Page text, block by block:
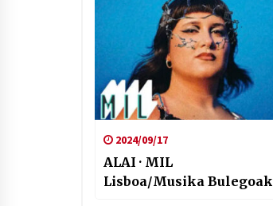
2024/09/17
ALAI · MIL
Lisboa/Musika Bulegoak